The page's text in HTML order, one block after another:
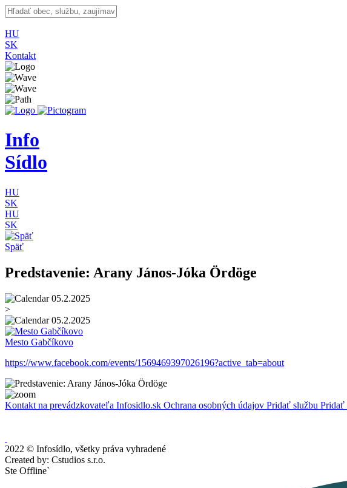
HU
SK
Kontakt
Info
Sídlo
HU
SK
HU
SK
Späť
Predstavenie: Arany János-Jóka Ördöge
05.2.2025
>
05.2.2025
Mesto Gabčíkovo
https://www.facebook.com/events/1569469397026196?active_tab=about
Kontakt na prevádzkovateľa Infosidlo.sk Ochrana osobných údajov Pridať službu Pridať
2022 © Infosídlo, všetky práva vyhradené
Created by: Cstudios s.r.o.
Ste Offline`